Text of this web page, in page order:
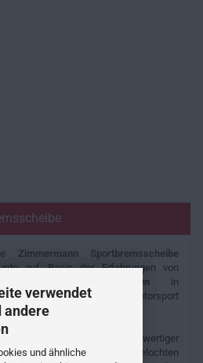
verwendet
andere
und ähnliche
Zimmermann Sportbremsscheibe
auf Basis der Erfahrungen von
Bremsscheiben in
mit dem Motorsport
die Kombination hochwertiger
mit einer gelochten